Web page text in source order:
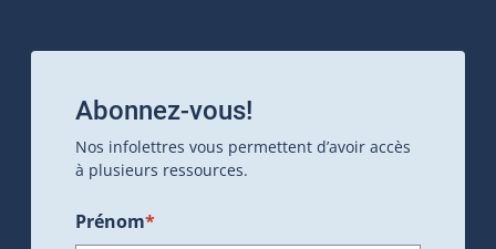
Abonnez-vous!
Nos infolettres vous permettent d’avoir accès
à plusieurs ressources.
Prénom*